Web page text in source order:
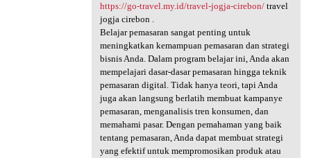
https://go-travel.my.id/travel-jogja-cirebon/travel
jogja cirebon .
Belajar pemasaran sangat penting untuk
meningkatkan kemampuan pemasaran dan strategi
bisnis Anda. Dalam program belajar ini, Anda akan
mempelajari dasar-dasar pemasaran hingga teknik
pemasaran digital. Tidak hanya teori, tapi Anda
juga akan langsung berlatih membuat kampanye
pemasaran, menganalisis tren konsumen, dan
memahami pasar. Dengan pemahaman yang baik
tentang pemasaran, Anda dapat membuat strategi
yang efektif untuk mempromosikan produk atau